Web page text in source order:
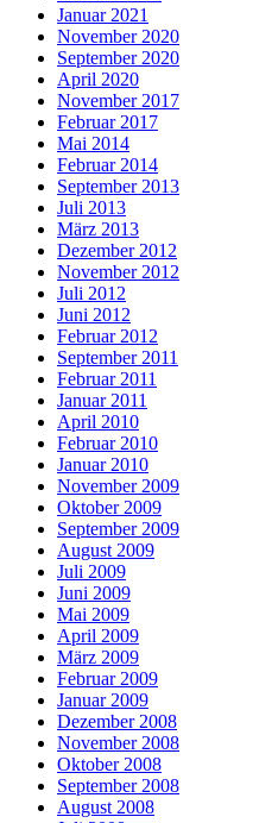
Januar 2021
November 2020
September 2020
April 2020
November 2017
Februar 2017
Mai 2014
Februar 2014
September 2013
Juli 2013
März 2013
Dezember 2012
November 2012
Juli 2012
Juni 2012
Februar 2012
September 2011
Februar 2011
Januar 2011
April 2010
Februar 2010
Januar 2010
November 2009
Oktober 2009
September 2009
August 2009
Juli 2009
Juni 2009
Mai 2009
April 2009
März 2009
Februar 2009
Januar 2009
Dezember 2008
November 2008
Oktober 2008
September 2008
August 2008